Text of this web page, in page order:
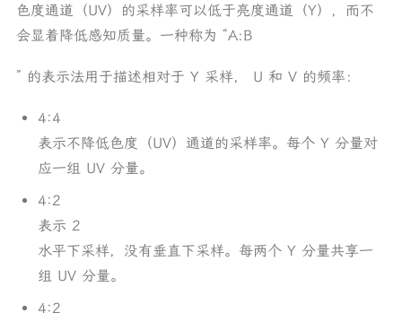
Packed 打包格式
YUYV (V422 / YUY2 / YUNV)
色度通道（UV）的采样率可以低于亮度通道（Y），而不
会显着降低感知质量。一种称为 “A:B
” 的表示法用于描述相对于 Y 采样， U 和 V 的频率：
4:4
表示不降低色度（UV）通道的采样率。每个 Y 分量对
应一组 UV 分量。
4:2
表示 2
水平下采样，没有垂直下采样。每两个 Y 分量共享一
组 UV 分量。
4:2